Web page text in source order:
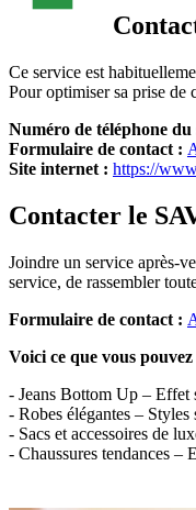
Ce service est
Pour optimiser sa prise de
Numéro de téléphone du
Formulaire de contact :
Site internet : https://
Contacter le
Joindre un service après-
service, de rassembler
Formulaire de contact :
Voici ce que vous
- Jeans Bottom Up – Effet
- Robes élégantes –
- Sacs et accessoires de
- Chaussures tendances –